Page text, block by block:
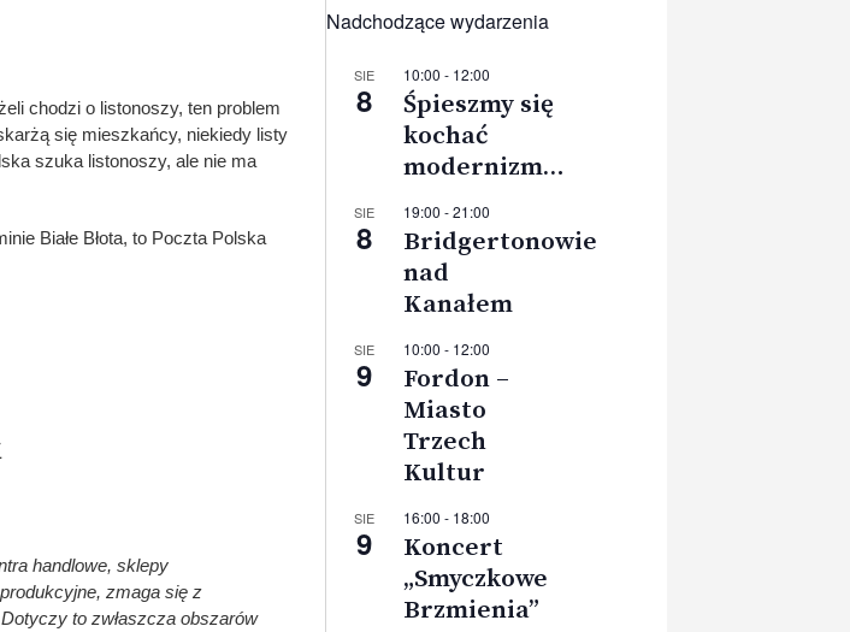
chodzi o listonoszy, ten problem
się mieszkańcy, niekiedy listy
szuka listonoszy, ale nie ma
Białe Błota, to Poczta Polska
handlowe, sklepy
zmaga się z
to zwłaszcza obszarów
Nadchodzące wydarzenia
SIE
8
10:00 - 12:00
Śpieszmy się
kochać
modernizm…
SIE
8
19:00 -21:00
Bridgertonowie
nad
Kanałem
SIE
9
10:00 - 12:00
Fordon –
Miasto
Trzech
Kultur
SIE
9
16:00 - 18:00
Koncert
„Smyczkowe
Brzmienia”